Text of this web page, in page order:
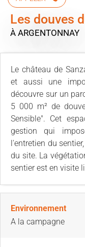
Les douves
À ARGENTONNAY
Le château de
et aussi une
découvre sur un
5 000 m² de
Sensible". Cet
gestion qui
l'entretien du
du site. La
sentier est en visite
Environnement
A la campagne